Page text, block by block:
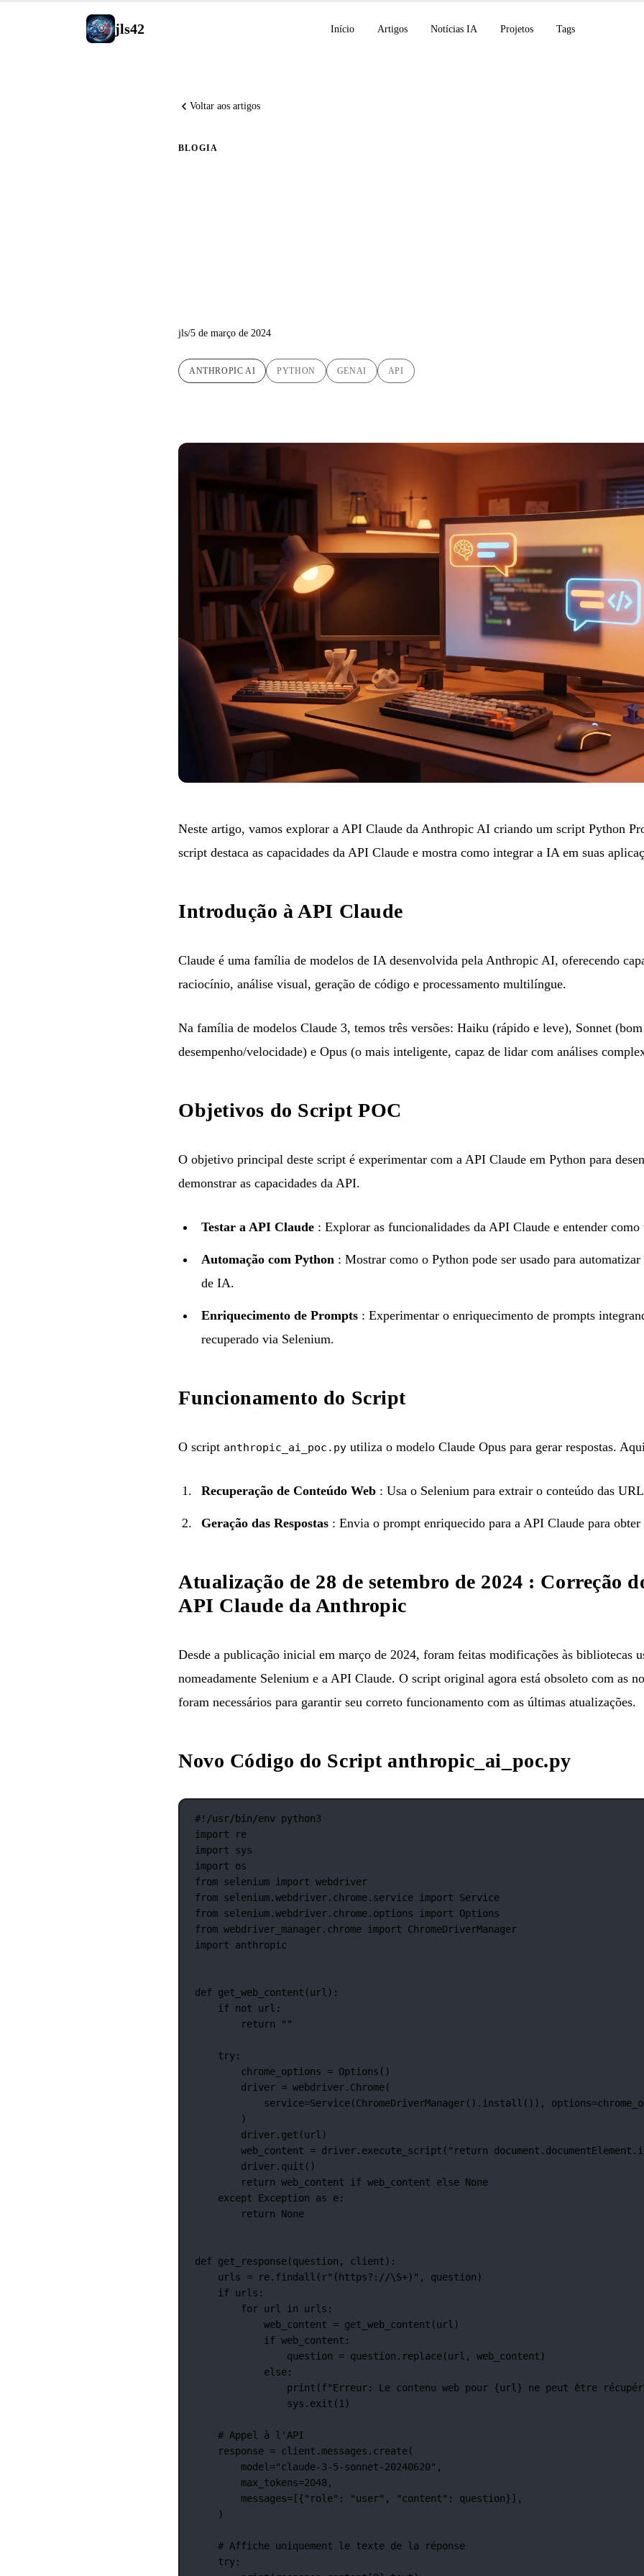
jls42 Início Artigos Notícias IA Projetos Tags
Voltar aos artigos
BLOGIA
jls/5 de março de 2024
ANTHROPIC AI PYTHON GENAI API
Neste artigo, vamos explorar a API Claude da Anthropic AI criando um script Python
script destaca as capacidades da API Claude e mostra como integrar a IA em suas
Introdução à API Claude
Claude é uma família de modelos de IA desenvolvida pela Anthropic AI, oferecendo
raciocínio, análise visual, geração de código e processamento multilíngue.
Na família de modelos Claude 3, temos três versões: Haiku (rápido e leve), Sonnet
desempenho/velocidade) e Opus (o mais inteligente, capaz de lidar com análises
Objetivos do Script POC
O objetivo principal deste script é experimentar com a API Claude em Python para
demonstrar as capacidades da API.
Testar a API Claude : Explorar as funcionalidades da API Claude e entender
Automação com Python : Mostrar como o Python pode ser usado para
de IA.
Enriquecimento de Prompts : Experimentar o enriquecimento de prompts
recuperado via Selenium.
Funcionamento do Script
O script anthropic_ai_poc.py utiliza o modelo Claude Opus para gerar respostas.
Recuperação de Conteúdo Web : Usa o Selenium para extrair o conteúdo das
Geração das Respostas : Envia o prompt enriquecido para a API Claude para obter
Atualização de 28 de setembro de 2024 : Correção
API Claude da Anthropic
Desde a publicação inicial em março de 2024, foram feitas modificações às bibliotecas
nomeadamente Selenium e a API Claude. O script original agora está obsoleto com as
foram necessários para garantir seu correto funcionamento com as últimas atualizações.
Novo Código do Script anthropic_ai_poc.py
#!/usr/bin/env python3
import re
import sys
import os
from selenium import webdriver
from selenium.webdriver.chrome.service import Service
from selenium.webdriver.chrome.options import Options
from webdriver_manager.chrome import ChromeDriverManager
import anthropic
def get_web_content (url):
if
not url:
return
""
try:
chrome_options = Options()
driver = webdriver.Chrome(
service=Service(ChromeDriverManager().install()), options=
)
driver.get(url)
web_content = driver.execute_script( "return
driver.quit()
return web_content if web_content else None
except
Exception as e:
return
None
def get_response(question, client):
urls = re.findall( r" ( https? ://\S+) " , question)
if urls:
for url in urls:
web_content = get_web_content(url)
if web_content:
question = question.replace(url, web_content)
else:
print (f"Erreur: Le contenu web pour {url} ne peut être
sys.exit( 1)
# Appel à l'API
response = client.messages.create(
model="claude-3-5-sonnet-20240620" ,
max_tokens=2048,
messages= [{"role" : "user" , "content" : question}],
)
# Affiche uniquement le texte de la réponse
try: